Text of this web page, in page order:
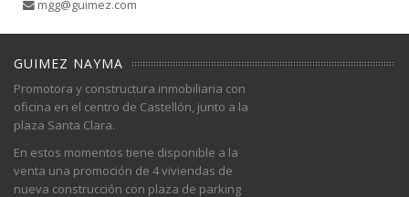
mgg@guimez.com
GUIMEZ NAYMA
Promotora y constructura inmobiliaria con
oficina en el centro de Castellón, junto a la
plaza Santa Clara.
En estos momentos tiene disponible a la
venta una promoción de 4 viviendas de
nueva construcción con plaza de parking